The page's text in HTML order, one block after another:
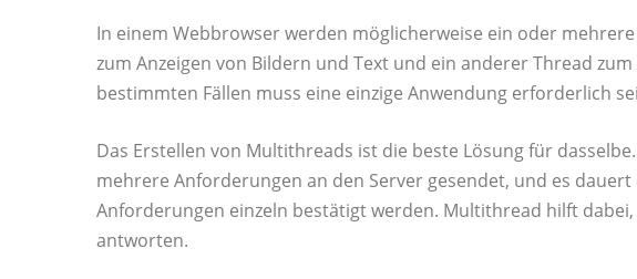
In einem Webbrowser werden möglicherweise ein oder
zum Anzeigen von Bildern und Text und ein anderer Thread
bestimmten Fällen muss eine einzige Anwendung erforderlich
Das Erstellen von Multithreads ist die beste Lösung für
mehrere Anforderungen an den Server gesendet, und es dauert
Anforderungen einzeln bestätigt werden. Multithread hilft dabei,
antworten.